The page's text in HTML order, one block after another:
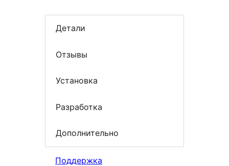
Детали
Отзывы
Установка
Разработка
Дополнительно
Поддержка